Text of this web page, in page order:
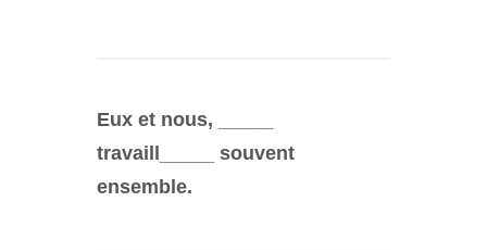
Eux et nous, _____
travaill_____ souvent
ensemble.